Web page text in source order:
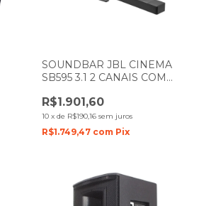
SOUNDBAR JBL CINEMA
SB595 3.1 2 CANAIS COM
220W
R$1.901,60
10 xde R$190,16 sem juros
R$1.749,47 com Pix